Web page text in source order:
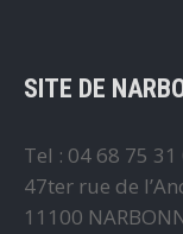
SITE DE
Tel : 04 68 75 31
47ter rue de
11100